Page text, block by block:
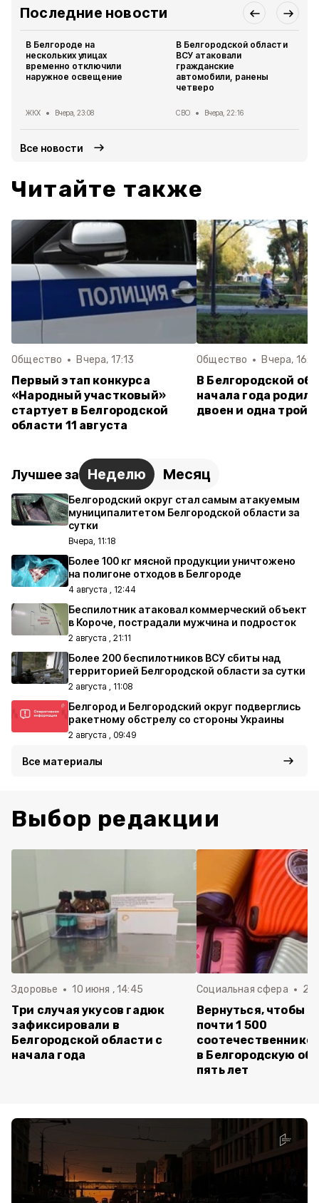
Последние новости
В Белгороде на
нескольких улицах
временно отключили
наружное освещение
ЖКХ Вчера, 23:08
В Белгородской области
ВСУ атаковали
гражданские
автомобили, ранены
четверо
СВО Вчера, 22:16
Все новости
Читайте также
Общество Вчера, 17:13
Первый этап конкурса
«Народный участковый»
стартует в Белгородской
области 11 августа
Общество Вчера,
В Белгородской
начала года
двоен и одна
Лучшее за Неделю Месяц
Белгородский округ стал самым атакуемым
муниципалитетом Белгородской области за
сутки
Вчера, 11:18
Более 100 кг мясной продукции уничтожено
на полигоне отходов в Белгороде
4 августа , 12:44
Беспилотник атаковал коммерческий объект
в Короче, пострадали мужчина и подросток
2 августа , 21:11
Более 200 беспилотников ВСУ сбиты над
территорией Белгородской области за сутки
2 августа , 11:08
Белгород и Белгородский округ подверглись
ракетному обстрелу со стороны Украины
2 августа , 09:49
Все материалы
Выбор редакции
Здоровье 10 июня , 14:45
Три случая укусов гадюк
зафиксировали в
Белгородской области с
начала года
Социальная сфера 20
Вернуться, чтобы
почти 1 500
в Белгородскую
пять лет